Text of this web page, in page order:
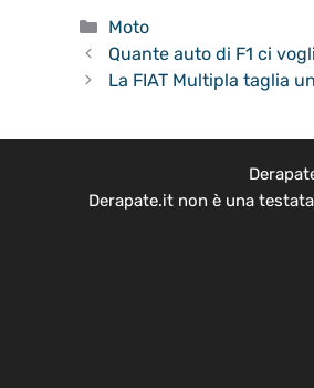
Categorie
Moto
Quante auto di F1 ci
La FIAT Multipla taglia
Derapate.it non è una